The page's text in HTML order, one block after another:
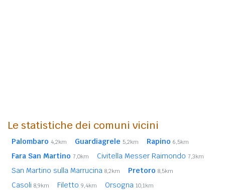
Le statistiche dei comuni vicini
Palombaro 4,2km Guardiagrele 5,2km Rapino 6,5km
Fara San Martino 7,0km Civitella Messer Raimondo 7,3km
San Martino sulla Marrucina 8,2km Pretoro 8,5km
Casoli 8,9km Filetto 9,4km Orsogna 10,1km